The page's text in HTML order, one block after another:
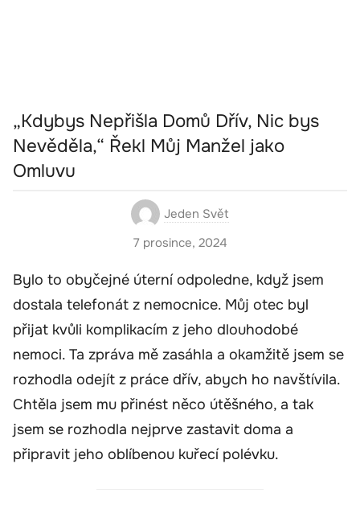
„Kdybys Nepřišla Domů Dřív, Nic bys
Nevěděla,“ Řekl Můj Manžel jako
Omluvu
Jeden Svět
7 prosince, 2024
Bylo to obyčejné úterní odpoledne, když jsem
dostala telefonát z nemocnice. Můj otec byl
přijat kvůli komplikacím z jeho dlouhodobé
nemoci. Ta zpráva mě zasáhla a okamžitě jsem se
rozhodla odejít z práce dřív, abych ho navštívila.
Chtěla jsem mu přinést něco útěšného, a tak
jsem se rozhodla nejprve zastavit doma a
připravit jeho oblíbenou kuřecí polévku.